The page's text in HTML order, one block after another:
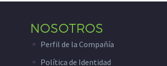
NOSOTROS
Perfil de la Compañía
Política de Identidad